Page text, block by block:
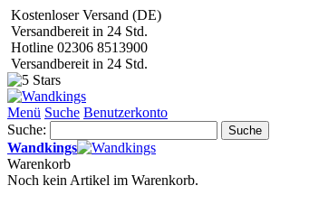
Kostenloser Versand (DE)
Versandbereit in 24 Std.
Hotline 02306 8513900
Versandbereit in 24 Std.
Menü Suche Benutzerkonto
Suche:
Suche
Wandkings
Warenkorb
Noch kein Artikel im Warenkorb.